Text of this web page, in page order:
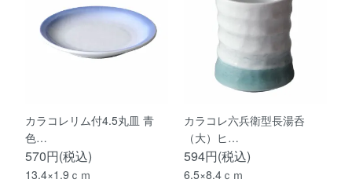
カラコレリム付4.5丸皿 青
色…
570円(税込)
13.4×1.9ｃｍ
カラコレ六兵衛型長湯呑
（大）ヒ…
594円(税込)
6.5×8.4ｃｍ